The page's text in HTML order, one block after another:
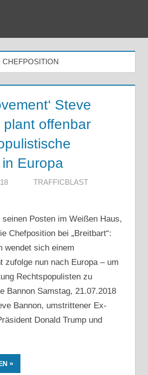
CHEFPOSITION
Steve
plant offenbar
Europa
TRAFFICBLAST
Posten im Weißen Haus,
Chefposition bei „Breitbart“:
wendet sich einem
zufolge nun nach Europa – um
Rechtspopulisten zu
Bannon Samstag, 21.07.2018
Bannon, umstrittener Ex-
Donald Trump und